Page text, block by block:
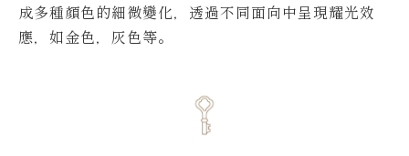
成多種顏色的細微變化，透過不同面向中呈現耀光效
應，如金色，灰色等。